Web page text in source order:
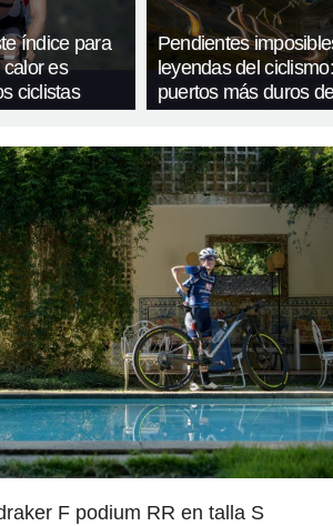
índice para
es
ciclistas
Pendientes
leyendas del
puertos más duros
F podium RR en talla S